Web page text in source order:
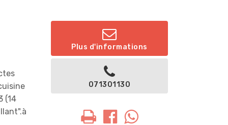
(14
Plus d'informations
071301130